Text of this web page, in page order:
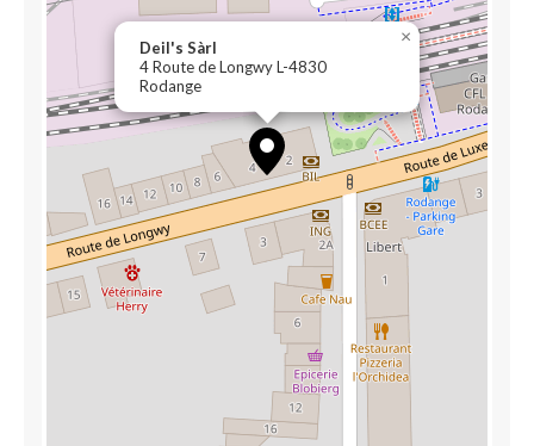
Deil's Sàrl
4 Route de Longwy L-4830
Rodange
×